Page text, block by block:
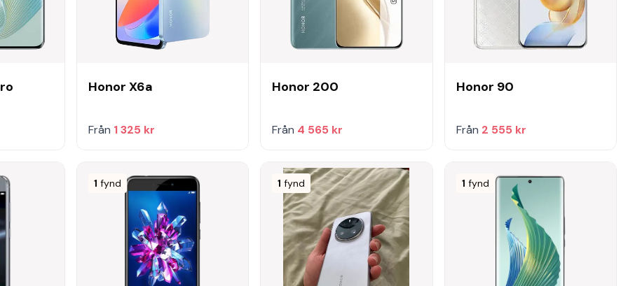
Honor X6a
Från 1 325 kr
Honor 200
Från 4 565 kr
Honor 90
Från 2 555 kr
1 fynd 1 fynd 1 fynd